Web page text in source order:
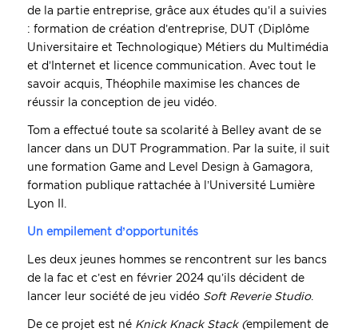
de la partie entreprise, grâce aux études qu’il a suivies
: formation de création d’entreprise, DUT (Diplôme
Universitaire et Technologique) Métiers du Multimédia
et d’Internet et licence communication. Avec tout le
savoir acquis, Théophile maximise les chances de
réussir la conception de jeu vidéo.
Tom a effectué toute sa scolarité à Belley avant de se
lancer dans un DUT Programmation. Par la suite, il suit
une formation Game and Level Design à Gamagora,
formation publique rattachée à l’Université Lumière
Lyon II.
Un empilement d’opportunités
Les deux jeunes hommes se rencontrent sur les bancs
de la fac et c’est en février 2024 qu’ils décident de
lancer leur société de jeu vidéo Soft Reverie Studio.
De ce projet est né Knick Knack Stack (empilement de